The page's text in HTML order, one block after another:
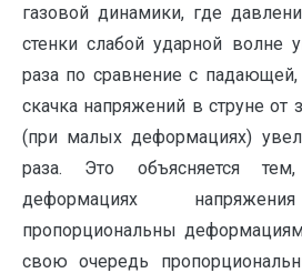
газовой динамики, где
стенки слабой ударной волне
раза по сравнение с
скачка напряжений в струне от
(при малых деформациях)
раза. Это объясняется
деформациях
пропорциональны
свою очередь